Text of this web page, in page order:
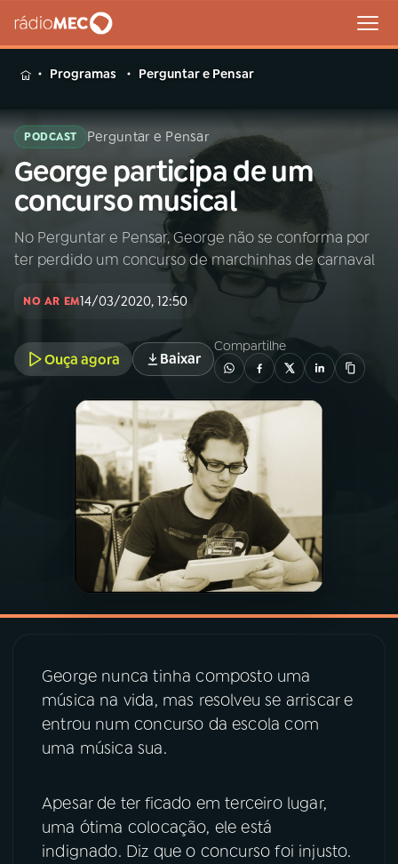
MENU
Buscar
na
Rádio
MEC
Buscar
Início AO VIVO
PROGRAMAÇÃO
PROGRAMAS
PODCASTS
06VIDEOCASTS
07ÚLTIMAS
08PRÊMIO RÁDIO MEC
ACOMPANHE A RÁDIO MEC
YouTube Facebook
Programas Perguntar e Pensar
PODCAST Perguntar e Pensar
George participa de um
concurso musical
No Perguntar e Pensar, George não se conforma por
ter perdido um concurso de marchinhas de carnaval
NO AR EM14/03/2020, 12:50
Ouça agora Baixar
Compartilhe
George nunca tinha composto uma
música na vida, mas resolveu se arriscar e
entrou num concurso da escola com
uma música sua.
Apesar de ter ficado em terceiro lugar,
uma ótima colocação, ele está
indignado. Diz que o concurso foi injusto.